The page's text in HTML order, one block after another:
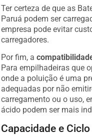
Ter certeza de que as
Paruá podem ser
empresa pode evitar
carregadores.
Por fim, a
Para empilhadeiras que
onde a poluição é uma
adequadas por não
carregamento ou o uso,
ácido podem ser mais
Capacidade e